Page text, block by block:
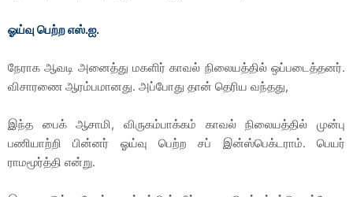
ஓய்வு பெற்ற எஸ்.ஐ.
நேராக ஆவடி அனைத்து மகளிர் காவல் நிலையத்தில் ஒப்படைத்தனர்.
விசாரணை ஆரம்பமானது. அப்போது தான் தெரிய வந்தது,
இந்த பைக் ஆசாமி, விருகம்பாக்கம் காவல் நிலையத்தில் முன்பு
பணியாற்றி பின்னர் ஓய்வு பெற்ற சப் இன்ஸ்பெக்டராம். பெயர்
ராமமூர்த்தி என்று.